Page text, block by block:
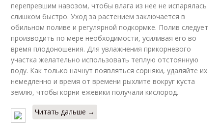
перепревшим навозом, чтобы влага из нее не испарялась
слишком быстро. Уход за растением заключается в
обильном поливе и регулярной подкормке. Полив следует
производить по мере необходимости, усиливая его во
время плодоношения. Для увлажнения прикорневого
участка желательно использовать теплую отстоянную
воду. Как только начнут появляться сорняки, удаляйте их
немедленно и время от времени рыхлите вокруг куста
землю, чтобы корни ежевики получали кислород.
Читать дальше →